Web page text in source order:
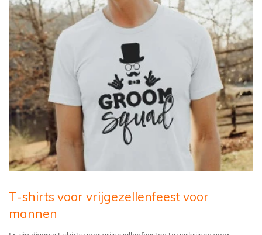
T-shirts voor vrijgezellenfeest voor
mannen